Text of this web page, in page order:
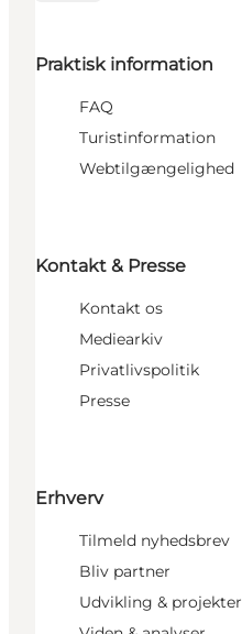
Praktisk information
FAQ
Turistinformation
Webtilgængelighed
Kontakt & Presse
Kontakt os
Mediearkiv
Privatlivspolitik
Presse
Erhverv
Tilmeld nyhedsbrev
Bliv partner
Udvikling & projekter